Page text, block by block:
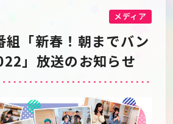
Discography
Anime
Media
メディア
組「新春！朝までバン
」放送のお知らせ